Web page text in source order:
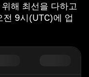
해 최선을 다하고
전 9시(UTC)에 업